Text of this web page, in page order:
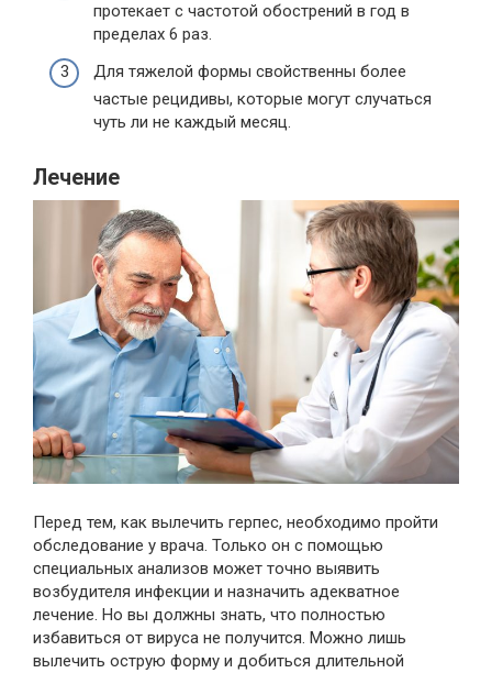
протекает с частотой обострений в год в
пределах 6 раз.
Для тяжелой формы свойственны более
частые рецидивы, которые могут случаться
чуть ли не каждый месяц.
Лечение
Перед тем, как вылечить герпес, необходимо пройти
обследование у врача. Только он с помощью
специальных анализов может точно выявить
возбудителя инфекции и назначить адекватное
лечение. Но вы должны знать, что полностью
избавиться от вируса не получится. Можно лишь
вылечить острую форму и добиться длительной